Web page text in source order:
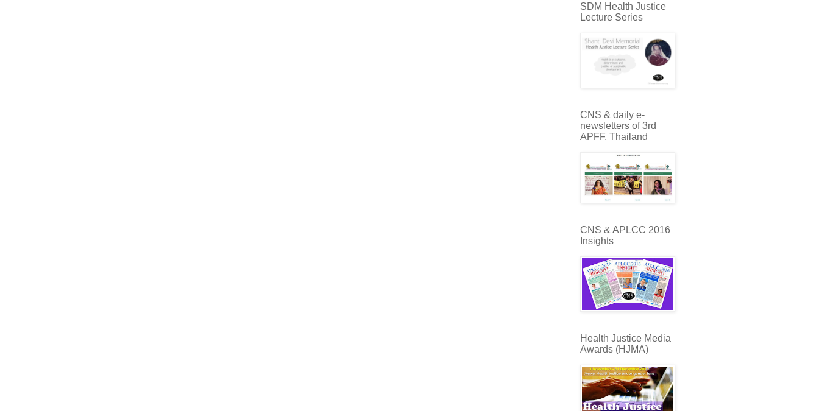
SDM Health Justice
Lecture Series
CNS & daily e-
newsletters of 3rd
APFF, Thailand
CNS & APLCC 2016
Insights
Health Justice Media
Awards (HJMA)